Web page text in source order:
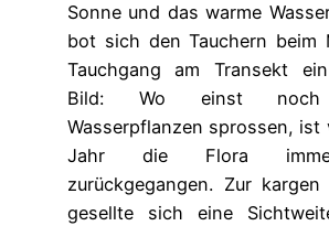
Sonne und das warme
bot sich den Tauchern beim
Tauchgang am Transekt
Bild: Wo einst noch
Wasserpflanzen sprossen, ist
Jahr die Flora
zurückgegangen. Zur
gesellte sich eine